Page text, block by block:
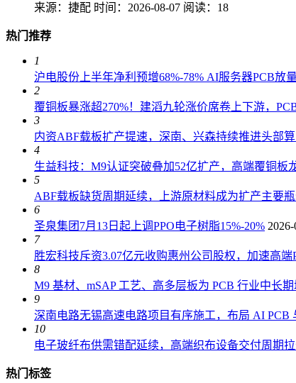
来源：捷配 时间：2026-08-07 阅读：18
热门推荐
1
沪电股份上半年净利预增68%-78% AI服务器PCB放
2
覆铜板暴涨超270%！建滔九轮涨价席卷上下游，
3
内资ABF载板扩产提速，深南、兴森持续推进头部
4
生益科技：M9认证突破叠加52亿扩产，高端覆铜板
5
ABF载板缺货周期延续，上游原材料成为扩产主要
6
圣泉集团7月13日起上调PPO电子树脂15%-20%
7
胜宏科技斥资3.07亿元收购惠州公司股权，加速高端
8
M9 基材、mSAP 工艺、高多层板为 PCB 行业中长
9
深南电路无锡高速电路项目有序施工，布局 AI PCB
10
电子玻纤布供需错配延续，高端织布设备交付周期拉
热门标签